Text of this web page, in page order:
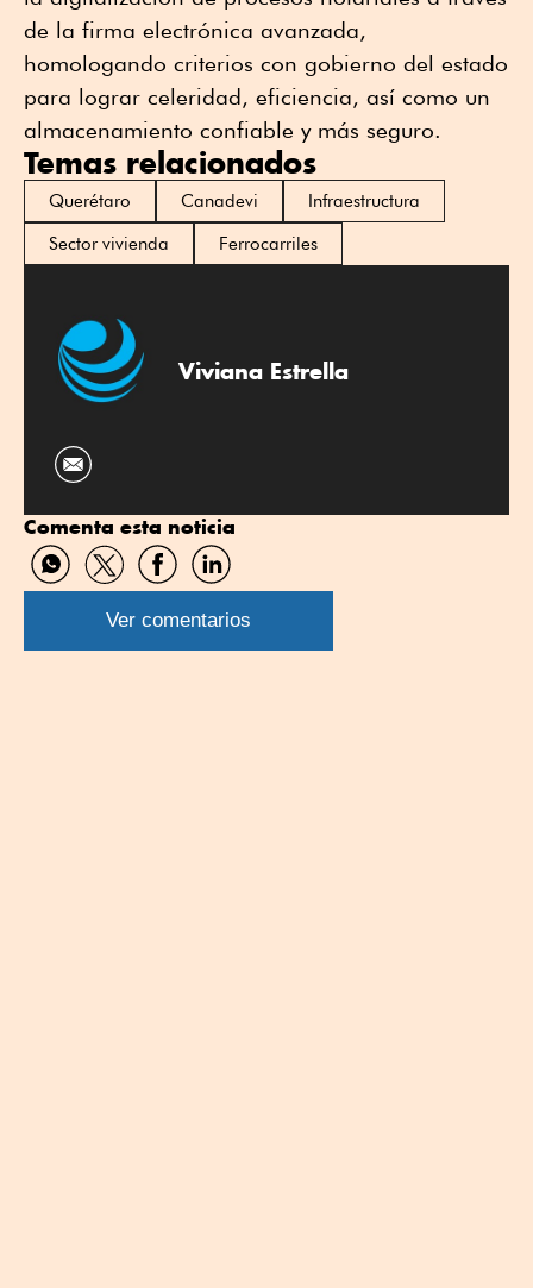
de la firma electrónica avanzada,
homologando criterios con gobierno del estado
para lograr celeridad, eficiencia, así como un
almacenamiento confiable y más seguro.
Temas relacionados
Querétaro Canadevi
Infraestructura
Sector vivienda
Ferrocarriles
Viviana Estrella
Comenta esta noticia
Compartir
por
WhatsApp
Compartir
por
Twitter
Compartir
por
Facebook
Compartir
por
Linkedin
Ver comentarios